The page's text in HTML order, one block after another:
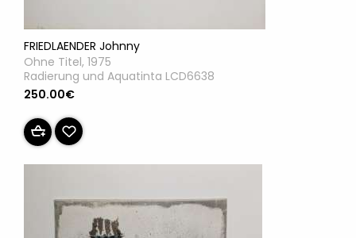
FRIEDLAENDER Johnny
Ohne Titel, 1975
Radierung und Aquatinta LCD6638
250.00€